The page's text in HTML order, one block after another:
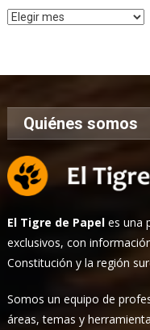
Archivo
Quiénes somos
El Tigre de Papel es una
exclusivos, con
Constitución y la región
Somos un equipo de
áreas, temas y